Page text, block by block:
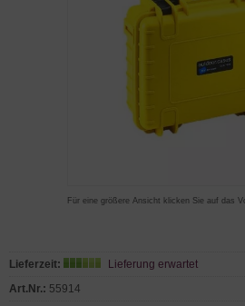
Für eine größere Ansicht klicken Sie auf das
Lieferzeit:
Lieferung erwartet
Art.Nr.: 55914